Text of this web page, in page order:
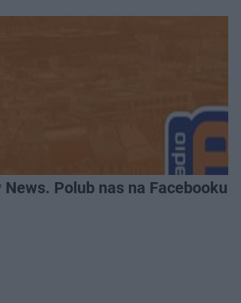
News. Polub nas na Facebooku!